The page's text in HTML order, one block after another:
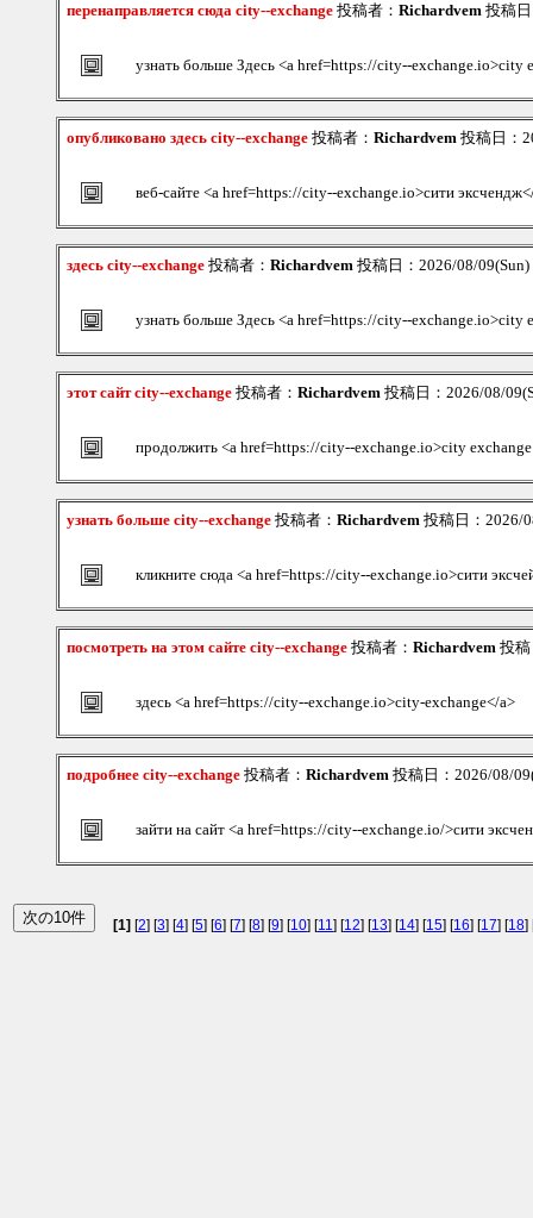
перенаправляется сюда city--exchange 投稿者： Richardvem 投稿
узнать больше Здесь <a href=https://city--exchange.io>city
опубликовано здесь city--exchange 投稿者： Richardvem 投稿日：
веб-сайте <a href=https://city--exchange.io>сити
здесь city--exchange 投稿者： Richardvem 投稿日：2026/08/
узнать больше Здесь <a href=https://city--exchange.io>city
этот сайт city--exchange 投稿者： Richardvem 投稿日：2026/08/
продолжить <a href=https://city--exchange.io>city
узнать больше city--exchange 投稿者： Richardvem 投稿日：2026/
кликните сюда <a href=https://city--exchange.io>сити
посмотреть на этом сайте city--exchange 投稿者： Richardvem 投
здесь <a href=https://city--exchange.io>city-exchange</a>
подробнее city--exchange 投稿者： Richardvem 投稿日：2026/08/
зайти на сайт <a href=https://city--exchange.io/>сити
[1] [2] [3] [4] [5] [6] [7] [8] [9] [10] [11] [12] [13] [14] [15] [16] [17] [18]